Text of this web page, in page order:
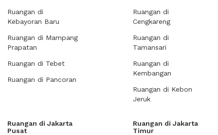
Ruangan di
Kebayoran Baru
Ruangan di Mampang
Prapatan
Ruangan di Tebet
Ruangan di Pancoran
Ruangan di
Cengkareng
Ruangan di
Tamansari
Ruangan di
Kembangan
Ruangan di Kebon
Jeruk
Ruangan di Jakarta
Pusat
Ruangan di Jakarta
Timur